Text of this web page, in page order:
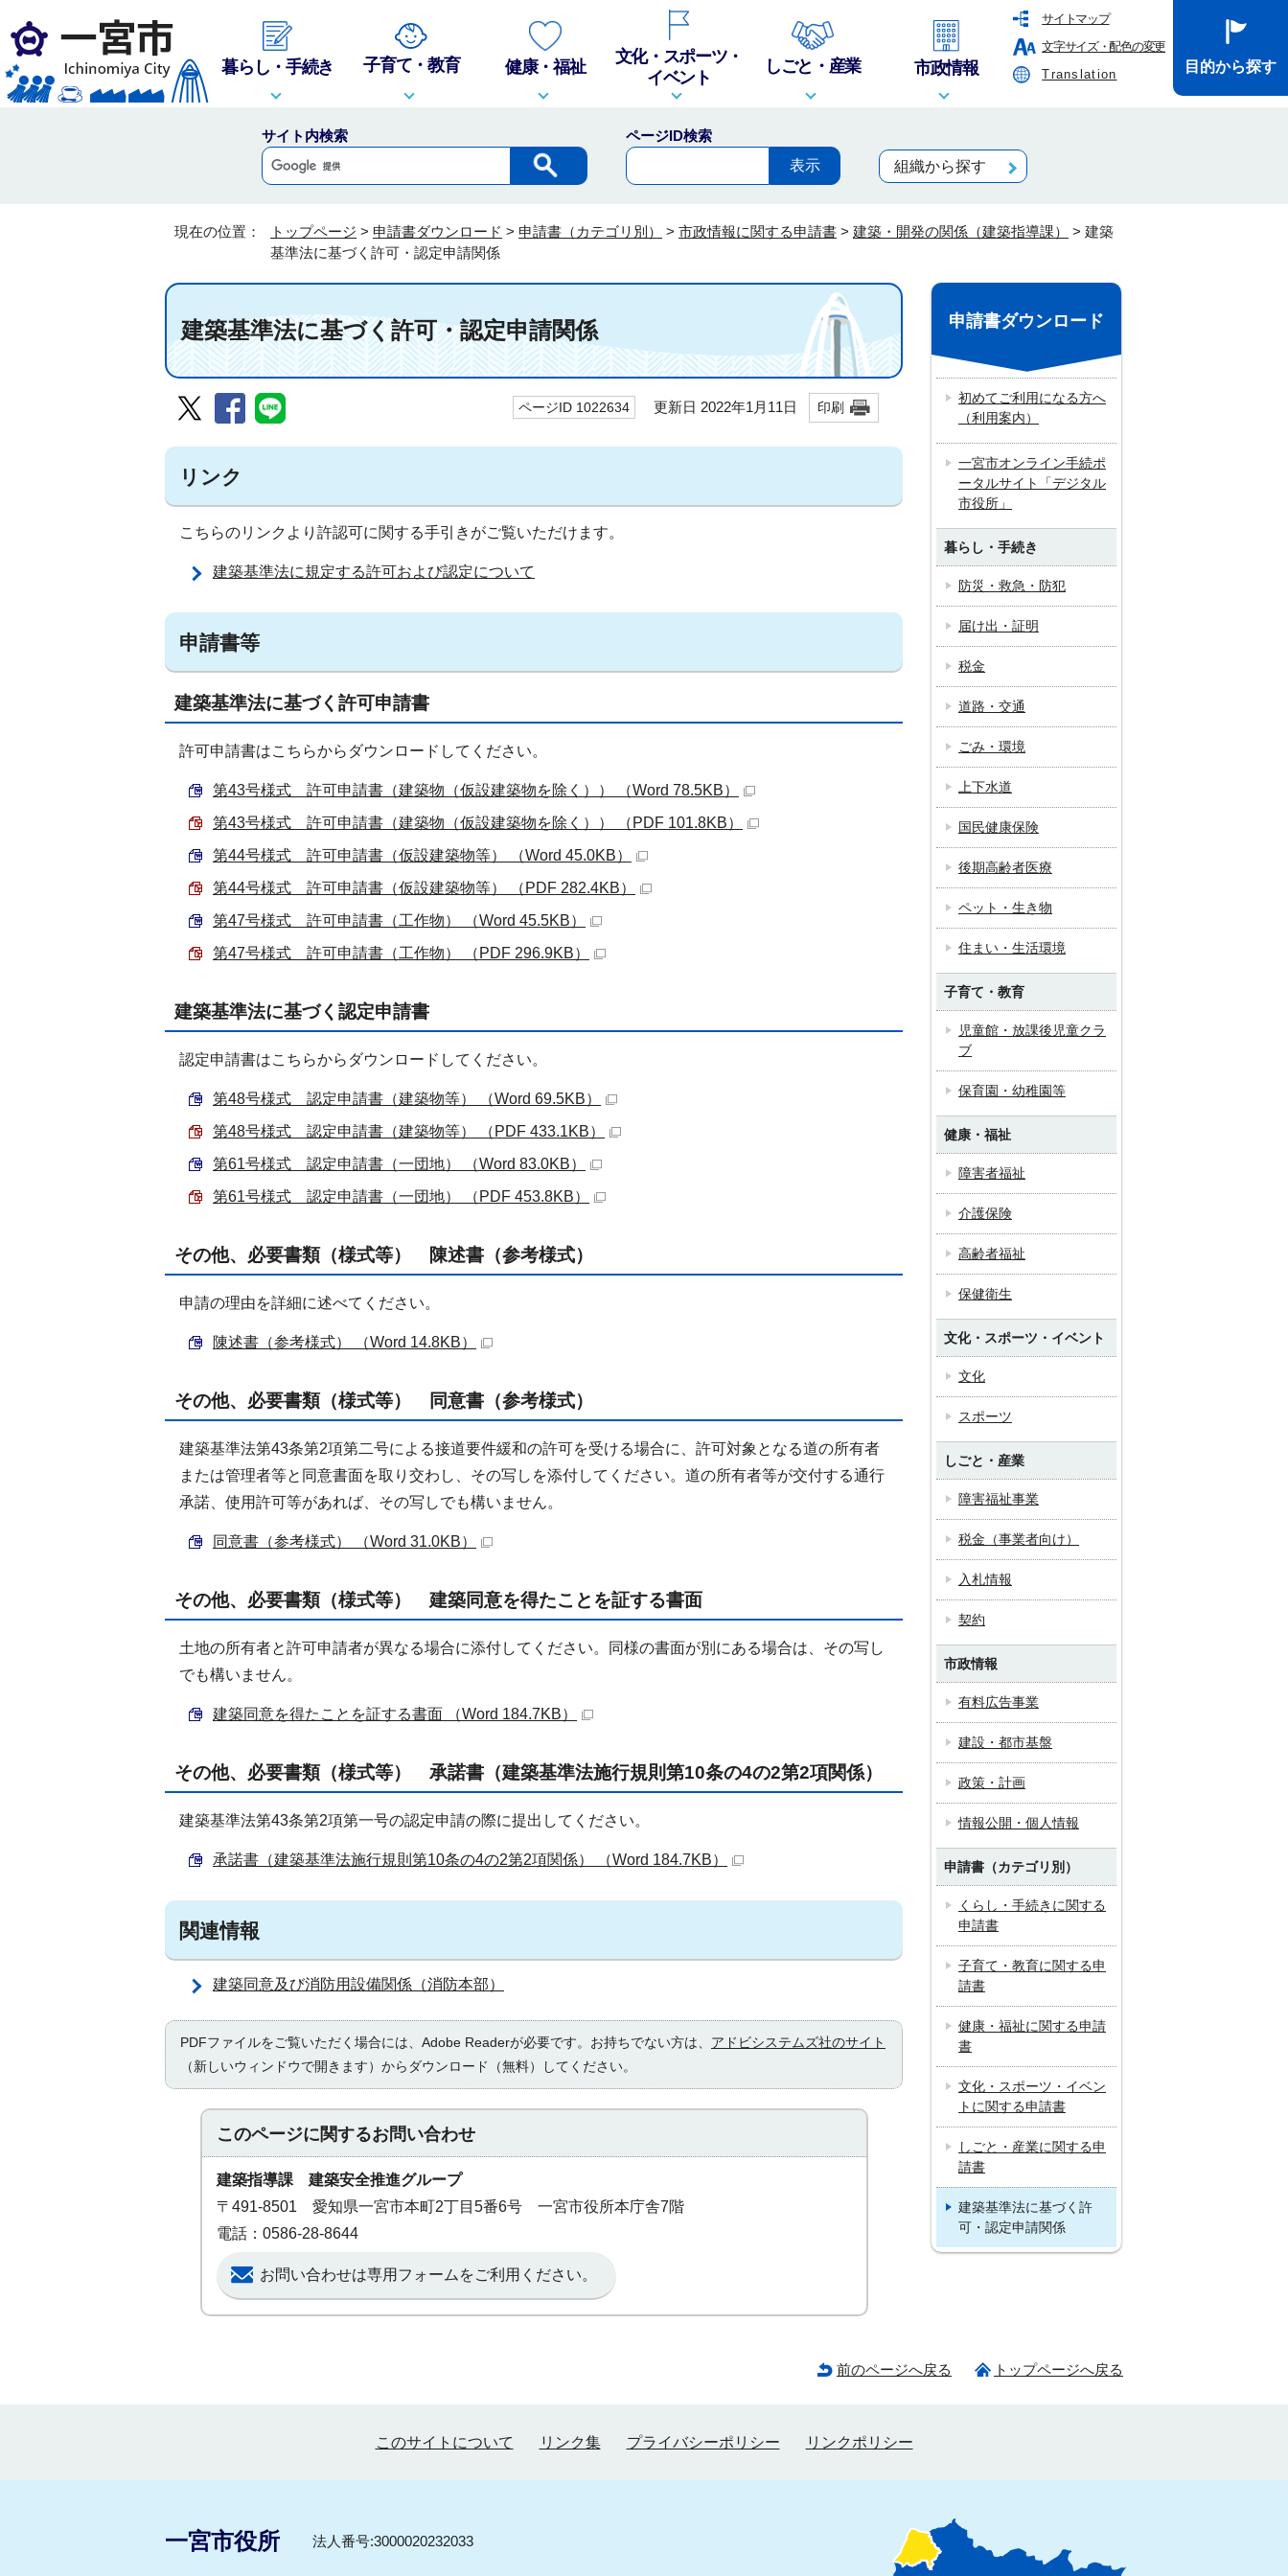
サイトマップ
文字サイズ・配色の変更
Translation
暮らし・手続き 子育て・教育 健康・福祉
文化・スポーツ・
イベント
しごと・産業 市政情報 目的から探す
サイト内検索
ページID検索
組織から探す
現在の位置： トップページ > 申請書ダウンロード > 申請書（カテゴリ別） > 市政情報に関する申請書 > 建築・開発の関係（建築指導課） > 建築
基準法に基づく許可・認定申請関係
建築基準法に基づく許可・認定申請関係
ページID 1022634 更新日 2022年1月11日 印刷
リンク
こちらのリンクより許認可に関する手引きがご覧いただけます。
建築基準法に規定する許可および認定について
申請書等
建築基準法に基づく許可申請書
許可申請書はこちらからダウンロードしてください。
第43号様式 許可申請書（建築物（仮設建築物を除く）） （Word 78.5KB）
第43号様式 許可申請書（建築物（仮設建築物を除く）） （PDF 101.8KB）
第44号様式 許可申請書（仮設建築物等） （Word 45.0KB）
第44号様式 許可申請書（仮設建築物等） （PDF 282.4KB）
第47号様式 許可申請書（工作物） （Word 45.5KB）
第47号様式 許可申請書（工作物） （PDF 296.9KB）
建築基準法に基づく認定申請書
認定申請書はこちらからダウンロードしてください。
第48号様式 認定申請書（建築物等） （Word 69.5KB）
第48号様式 認定申請書（建築物等） （PDF 433.1KB）
第61号様式 認定申請書（一団地） （Word 83.0KB）
第61号様式 認定申請書（一団地） （PDF 453.8KB）
その他、必要書類（様式等） 陳述書（参考様式）
申請の理由を詳細に述べてください。
陳述書（参考様式） （Word 14.8KB）
その他、必要書類（様式等） 同意書（参考様式）
建築基準法第43条第2項第二号による接道要件緩和の許可を受ける場合に、許可対象となる道の所有者
または管理者等と同意書面を取り交わし、その写しを添付してください。道の所有者等が交付する通行
承諾、使用許可等があれば、その写しでも構いません。
同意書（参考様式） （Word 31.0KB）
その他、必要書類（様式等） 建築同意を得たことを証する書面
土地の所有者と許可申請者が異なる場合に添付してください。同様の書面が別にある場合は、その写し
でも構いません。
建築同意を得たことを証する書面 （Word 184.7KB）
その他、必要書類（様式等） 承諾書（建築基準法施行規則第10条の4の2第2項関係）
建築基準法第43条第2項第一号の認定申請の際に提出してください。
承諾書（建築基準法施行規則第10条の4の2第2項関係） （Word 184.7KB）
関連情報
建築同意及び消防用設備関係（消防本部）
PDFファイルをご覧いただく場合には、Adobe Readerが必要です。お持ちでない方は、 アドビシステムズ社のサイト
（新しいウィンドウで開きます）からダウンロード（無料）してください。
このページに関するお問い合わせ
建築指導課 建築安全推進グループ
〒491-8501 愛知県一宮市本町2丁目5番6号 一宮市役所本庁舎7階
電話：0586-28-8644
お問い合わせは専用フォームをご利用ください。
申請書ダウンロード
初めてご利用になる方へ
（利用案内）
一宮市オンライン手続ポ
ータルサイト「デジタル
市役所」
暮らし・手続き
防災・救急・防犯
届け出・証明
税金
道路・交通
ごみ・環境
上下水道
国民健康保険
後期高齢者医療
ペット・生き物
住まい・生活環境
子育て・教育
児童館・放課後児童クラ
ブ
保育園・幼稚園等
健康・福祉
障害者福祉
介護保険
高齢者福祉
保健衛生
文化・スポーツ・イベント
文化
スポーツ
しごと・産業
障害福祉事業
税金（事業者向け）
入札情報
契約
市政情報
有料広告事業
建設・都市基盤
政策・計画
情報公開・個人情報
申請書（カテゴリ別）
くらし・手続きに関する
申請書
子育て・教育に関する申
請書
健康・福祉に関する申請
書
文化・スポーツ・イベン
トに関する申請書
しごと・産業に関する申
請書
建築基準法に基づく許
可・認定申請関係
前のページへ戻る トップページへ戻る
このサイトについて リンク集 プライバシーポリシー リンクポリシー
一宮市役所 法人番号:3000020232033